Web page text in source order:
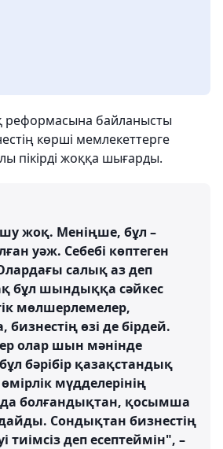
реформасына байланысты
көрші мемлекеттерге
пікірді жоққа шығарды.
жоқ. Меніңше, бұл –
уәж. Себебі көптеген
салық аз деп
бұл шындыққа сәйкес
мөлшерлемелер,
өзі де бірдей.
олар шын мәнінде
бәрібір қазақстандық
мүдделерінің
болғандықтан, қосымша
Сондықтан бизнестің
тиімсіз деп есептеймін", –